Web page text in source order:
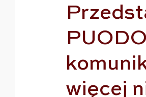
Ochrona Danych
więcej